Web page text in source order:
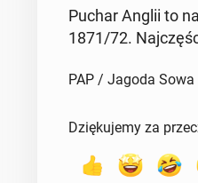
Puchar Anglii to
1871/72.
PAP / Jagoda Sowa
Dziękujemy za